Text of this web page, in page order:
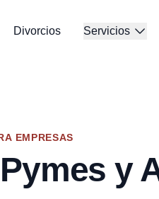
Divorcios Servicios
EMPRESAS
y